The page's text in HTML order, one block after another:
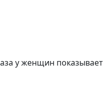
у женщин показывает